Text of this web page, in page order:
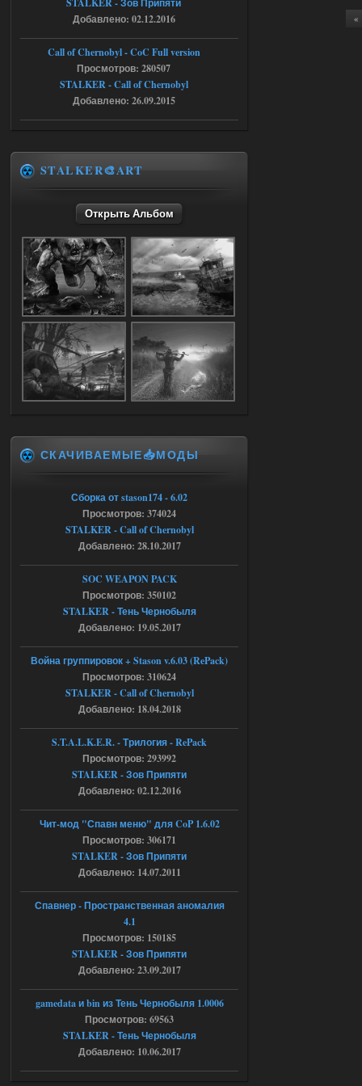
«
Путь во мгле + GUNSLINGER mod
Stalker-Mods-Clan-su
Доступно только для пользователей
Путь во мгле + GUNSLINGER mod
stalker673920
где пароль?
Ответить ➤
05.08.2026
Dead Air: Refined
09:03
Stalker-Mods-Clan-su
Доступно только для пользователей
Объединенный Пак 2 + OGSR +
STCoP WP 3.4
Stalker-Mods-Clan-su
Доступно только для пользователей
Ответить ➤
Объединенный Пак 2 + OGSR +
STCoP WP 3.4
Доступно только для пользователей
Ответить ➤
04.08.2026
Объединенный Пак 2 + OGSR +
STCoP WP 3.4
Доступно только для пользователей
Ответить ➤
Объединенный Пак 2 + OGSR +
STCoP WP 3.4
Stalker-Mods-Clan-su
Доступно только для пользователей
Ответить ➤
04.08.2026
STALKER - Зов Припяти
Добавлено: 02.12.2016
Call of Chernobyl - CoC Full version
Просмотров: 280507
STALKER - Call of Chernobyl
Добавлено: 26.09.2015
STALKER🎨ART
Открыть Альбом
СКАЧИВАЕМЫЕ📥МОДЫ
Сборка от stason174 - 6.02
Просмотров: 374024
STALKER - Call of Chernobyl
Добавлено: 28.10.2017
SOC WEAPON PACK
Просмотров: 350102
STALKER - Тень Чернобыля
Добавлено: 19.05.2017
Война группировок + Stason v.6.03 (RePack)
Просмотров: 310624
STALKER - Call of Chernobyl
Добавлено: 18.04.2018
S.T.A.L.K.E.R. - Трилогия - RePack
Просмотров: 293992
STALKER - Зов Припяти
Добавлено: 02.12.2016
Чит-мод "Спавн меню" для CoP 1.6.02
Просмотров: 306171
STALKER - Зов Припяти
Добавлено: 14.07.2011
Спавнер - Пространственная аномалия
4.1
Просмотров: 150185
STALKER - Зов Припяти
Добавлено: 23.09.2017
gamedata и bin из Тень Чернобыля 1.0006
Просмотров: 69563
STALKER - Тень Чернобыля
Добавлено: 10.06.2017